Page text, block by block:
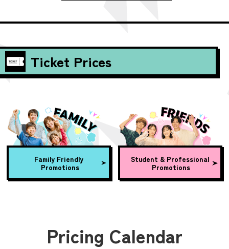
Ticket Prices
Family Friendly
Promotions
Student & Professional
Promotions
Pricing Calendar